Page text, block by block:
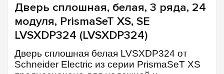
Дверь сплошная, белая, 3 ряда, 24
модуля, PrismaSeT XS, SE
LVSXDP324 (LVSXDP324)
Дверь сплошная белая LVSXDP324 от
Schneider Electric из серии PrismaSeT XS